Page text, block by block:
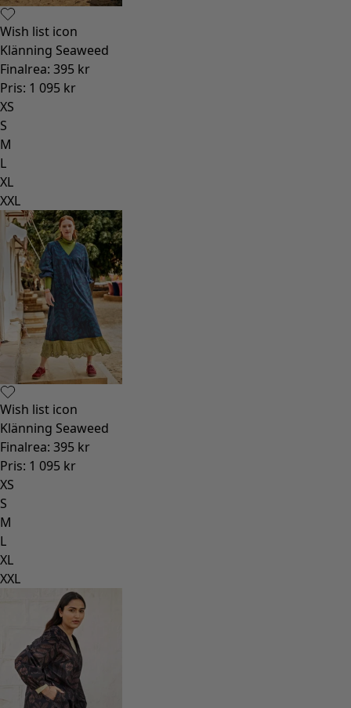
Wish list icon
Klänning Seaweed
Finalrea: 395 kr
Pris: 1 095 kr
XS
S
M
L
XL
XXL
Wish list icon
Klänning Seaweed
Finalrea: 395 kr
Pris: 1 095 kr
XS
S
M
L
XL
XXL